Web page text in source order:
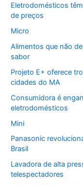
Eletrodomésticos
de preços
Micro
Alimentos que não
sabor
Projeto E+ oferece
cidades do MA
Consumidora é
eletrodomésticos
Mini
Panasonic
Brasil
Lavadora de alta
telespectadores